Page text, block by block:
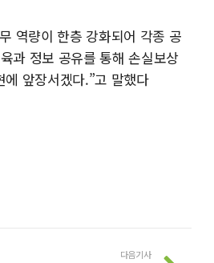
역량이 한층 강화되어 각종 공
과 정보 공유를 통해 손실보상
앞장서겠다.”고 말했다
다음기사